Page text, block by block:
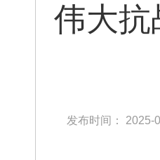
伟大抗
发布时间： 2025-